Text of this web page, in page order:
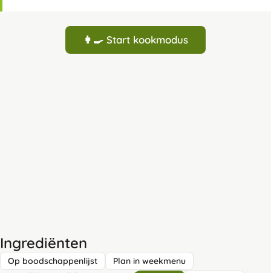
👩‍🍳 Start kookmodus
Ingrediënten
Op boodschappenlijst Plan in weekmenu